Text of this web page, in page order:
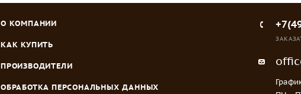
О КОМПАНИИ
КАК КУПИТЬ
ПРОИЗВОДИТЕЛИ
ОБРАБОТКА ПЕРСОНАЛЬНЫХ ДАННЫХ